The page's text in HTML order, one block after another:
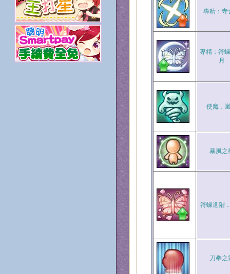
專精：寺
專精：符
月
使魔．
暴風之
符蝶進階
刀拳之